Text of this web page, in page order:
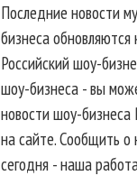
Последние новости
бизнеса обновляются
Российский шоу-
шоу-бизнеса - вы
новости шоу-бизнеса
на сайте. Сообщить о
сегодня - наша